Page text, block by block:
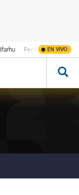
Ifarhu Fenómeno de El
EN VIVO